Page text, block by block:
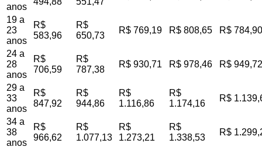
anos
19 a
23
anos
R$
583,96
R$
650,73
R$ 769,19 R$ 808,65 R$ 784,90
24 a
28
anos
R$
706,59
R$
787,38
R$ 930,71 R$ 978,46 R$ 949,72
29 a
33
anos
R$
847,92
R$
944,86
R$
1.116,86
R$
1.174,16
R$
34 a
38
anos
R$
966,62
R$
1.077,13
R$
1.273,21
R$
1.338,53
R$